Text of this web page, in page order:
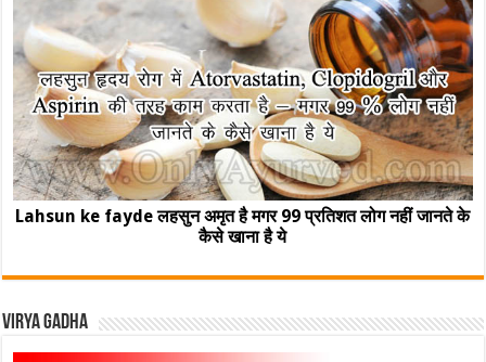
Lahsun ke fayde लहसुन अमृत है मगर 99 प्रतिशत लोग नहीं जानते के
कैसे खाना है ये
Virya Gadha